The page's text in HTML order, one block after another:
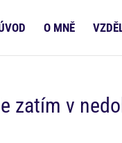
O MNĚ
zatím v